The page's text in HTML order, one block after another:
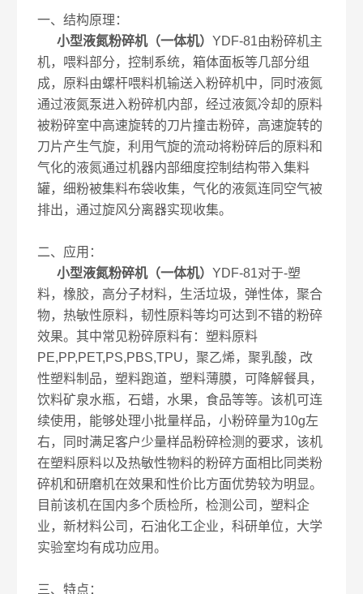
一、结构原理：
小型液氮粉碎机（一体机）YDF-81由粉碎机主
机，喂料部分，控制系统，箱体面板等几部分组
成，原料由螺杆喂料机输送入粉碎机中，同时液氮
通过液氮泵进入粉碎机内部，经过液氮冷却的原料
被粉碎室中高速旋转的刀片撞击粉碎，高速旋转的
刀片产生气旋，利用气旋的流动将粉碎后的原料和
气化的液氮通过机器内部细度控制结构带入集料
罐，细粉被集料布袋收集，气化的液氮连同空气被
排出，通过旋风分离器实现收集。
二、应用：
小型液氮粉碎机（一体机）YDF-81对于-塑
料，橡胶，高分子材料，生活垃圾，弹性体，聚合
物，热敏性原料，韧性原料等均可达到不错的粉碎
效果。其中常见粉碎原料有：塑料原料
PE,PP,PET,PS,PBS,TPU，聚乙烯，聚乳酸，改
性塑料制品，塑料跑道，塑料薄膜，可降解餐具，
饮料矿泉水瓶，石蜡，水果，食品等等。该机可连
续使用，能够处理小批量样品，小粉碎量为10g左
右，同时满足客户少量样品粉碎检测的要求，该机
在塑料原料以及热敏性物料的粉碎方面相比同类粉
碎机和研磨机在效果和性价比方面优势较为明显。
目前该机在国内多个质检所，检测公司，塑料企
业，新材料公司，石油化工企业，科研单位，大学
实验室均有成功应用。
三、特点：